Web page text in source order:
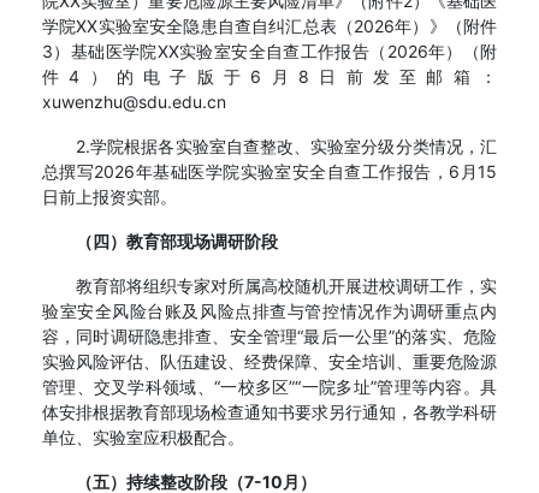
学院XX实验室安全隐患自查自纠汇总表（2026年）》（附件
3）基础医学院XX实验室安全自查工作报告（2026年）（附
件4）的电子版于6月8日前发至邮箱：
xuwenzhu@sdu.edu.cn
2.学院根据各实验室自查整改、实验室分级分类情况，汇
总撰写2026年基础医学院实验室安全自查工作报告，6月15
日前上报资实部。
（四）教育部现场调研阶段
教育部将组织专家对所属高校随机开展进校调研工作，实
验室安全风险台账及风险点排查与管控情况作为调研重点内
容，同时调研隐患排查、安全管理“最后一公里”的落实、危险
实验风险评估、队伍建设、经费保障、安全培训、重要危险源
管理、交叉学科领域、“一校多区”“一院多址”管理等内容。具
体安排根据教育部现场检查通知书要求另行通知，各教学科研
单位、实验室应积极配合。
（五）持续整改阶段（7-10月）